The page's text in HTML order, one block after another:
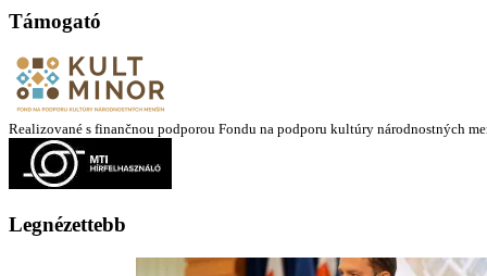
Támogató
Realizované s finančnou podporou Fondu na podporu kultúry národnostných
Legnézettebb